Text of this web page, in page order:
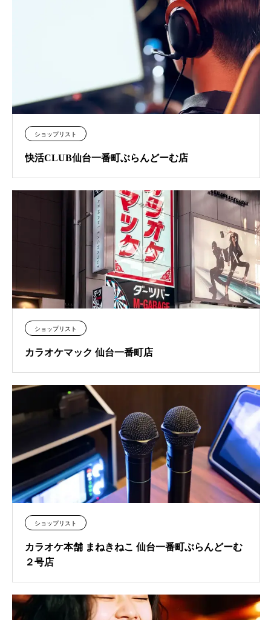
ショップリスト
快活CLUB仙台一番町ぶらんどーむ店
ショップリスト
カラオケマック 仙台一番町店
ショップリスト
カラオケ本舗 まねきねこ 仙台一番町ぶらんどーむ
２号店